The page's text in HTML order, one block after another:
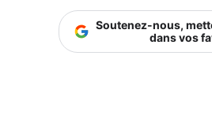
Soutenez-nous,
dans vos